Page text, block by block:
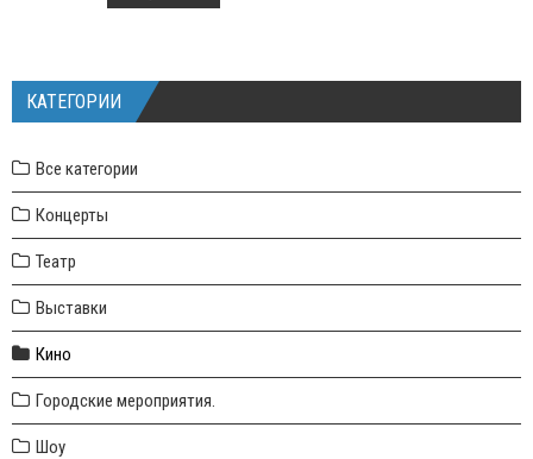
КАТЕГОРИИ
Все категории
Концерты
Театр
Выставки
Кино
Городские мероприятия.
Шоу